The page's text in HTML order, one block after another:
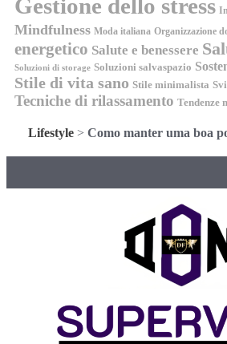
Gestione dello stress
Mindfulness Moda italiana Organizzazione
energetico Salute e benessere
Soluzioni di storage Soluzioni salvaspazio
Stile di vita sano Stile minimalista
Tecniche di rilassamento Tendenze
Lifestyle > Como manter uma boa